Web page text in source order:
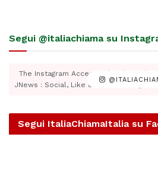
Segui @italiachiama su
The Instagram Access Token is
JNews : Social, Like & View >
Segui ItaliaChiamaItalia su